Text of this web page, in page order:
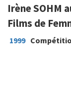
Irène SOHM
Films de
1999